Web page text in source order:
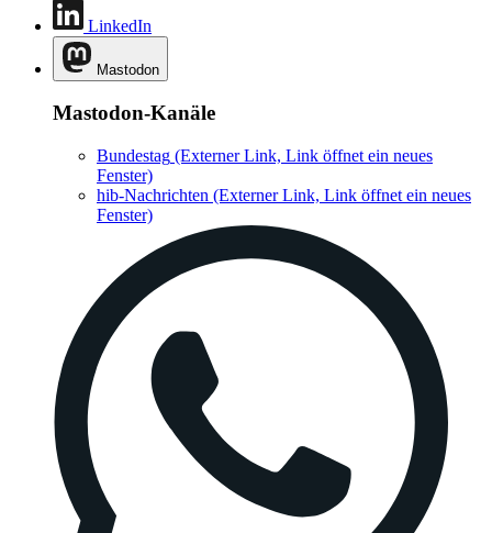
LinkedIn
Mastodon
Mastodon-Kanäle
Bundestag (Externer Link, Link öffnet ein neues
Fenster)
hib-Nachrichten (Externer Link, Link öffnet ein neues
Fenster)